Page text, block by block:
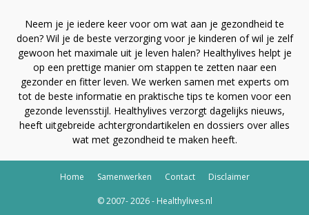
Neem je je iedere keer voor om wat aan je gezondheid te
doen? Wil je de beste verzorging voor je kinderen of wil je zelf
gewoon het maximale uit je leven halen? Healthylives helpt je
op een prettige manier om stappen te zetten naar een
gezonder en fitter leven. We werken samen met experts om
tot de beste informatie en praktische tips te komen voor een
gezonde levensstijl. Healthylives verzorgt dagelijks nieuws,
heeft uitgebreide achtergrondartikelen en dossiers over alles
wat met gezondheid te maken heeft.
Home Samenwerken Contact Disclaimer
© 2007- 2026 - Healthylives.nl